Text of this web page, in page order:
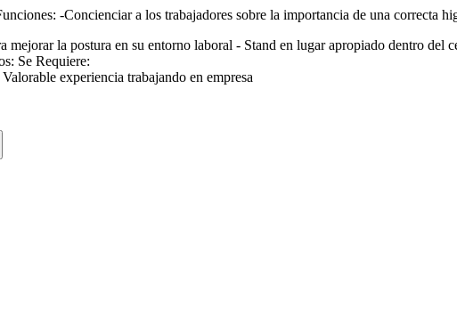
-Concienciar a los trabajadores sobre la importancia de una correcta
mejorar la postura en su entorno laboral - Stand en lugar apropiado dentro
Se Requiere:
experiencia trabajando en empresa